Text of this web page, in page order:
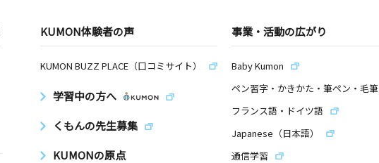
KUMON体験者の声
KUMON BUZZ PLACE（口コミサイト）
学習中の方へ
くもんの先生募集
KUMONの原点
事業・活動の広がり
Baby Kumon
ペン習字・かきかた・筆ペン・毛筆
フランス語・ドイツ語
Japanese（日本語）
通信学習